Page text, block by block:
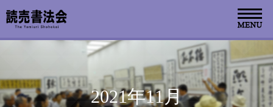
2021年11月
お知らせ